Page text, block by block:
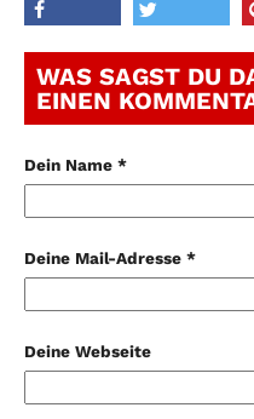
WAS SAGST DU
EINEN
Dein Name *
Deine Mail-Adresse *
Deine Webseite